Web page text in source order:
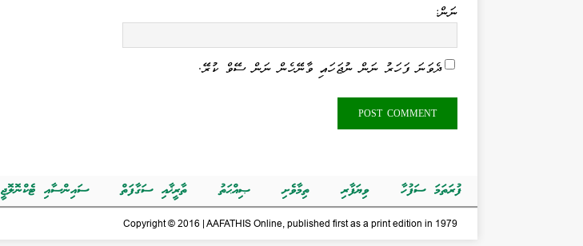
ނަން:
ދެވަނަ ފަހަރު ނަން ނުޖަހައި ވާނޭހެން ނަން ސޭވް ކުރޭ.
ފުރަތަމަ ސަފުހާ ވިޔަފާރި ތިމާވެށި ޞިއްޙަތު ތާރީޚާއި ސަގާފަތް ސައިންސާއި ޓެކްނޮލޮޖީ
Copyright © 2016 | AAFATHIS Online, published first as a print edition in 1979